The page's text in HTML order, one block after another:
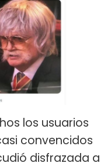
los usuarios
convencidos
disfrazada a